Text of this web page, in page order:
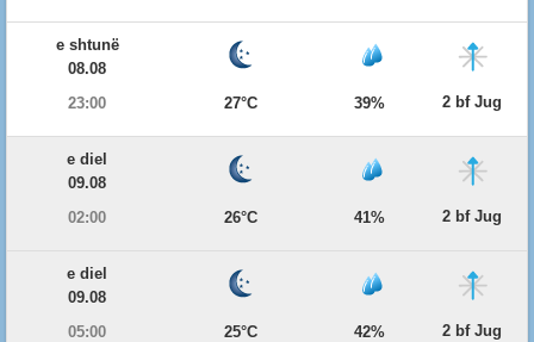
e shtunë
08.08
23:00
27°C 39% 2 bf Jug
e diel
09.08
02:00
26°C 41% 2 bf Jug
e diel
09.08
05:00
25°C 42% 2 bf Jug